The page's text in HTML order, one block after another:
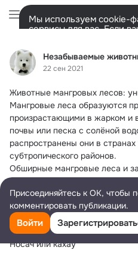
Незабываемые
22 сен 2021
Животные мангровых лесов:
Мангровые леса образуются
произрастающими в жарком и
почвы или песка с солёной
распространены они в странах
субтропического районов.
Обширные мангровые леса и
Индонезии, Малайзии,
Флорида в США. Они
впечатляющую обширным
представлены самые
с фото и описанием.
Носач или кахау
Мы используем cookie-
сервисы для вас. Если
представитель.
Разрешить все
Лента Участники
Дополнительная
колонка
Всё8 278 Обсуждаемые
Присоединяйтесь к ОК, чтобы
комментировать публикации.
Войти